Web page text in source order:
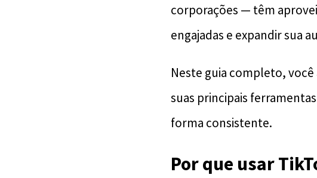
corporações — têm
engajadas e expandir sua
Neste guia completo,
suas principais
forma consistente.
Por que usar